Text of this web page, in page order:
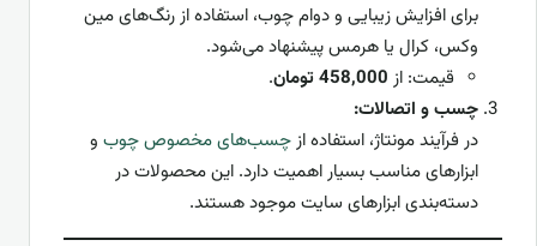
برای افزایش زیبایی و دوام چوب، استفاده از رنگ‌های مین
وکس، کرال یا هرمس پیشنهاد می‌شود.
قیمت: از 458,000 تومان
.
چسب و اتصالات:
در فرآیند مونتاژ، استفاده از چسب‌های مخصوص چوب و
ابزارهای مناسب بسیار اهمیت دارد. این محصولات در
دسته‌بندی ابزارهای سایت موجود هستند.